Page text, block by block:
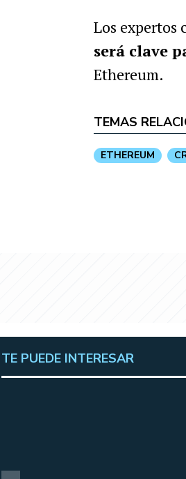
Los expertos
será clave
Ethereum.
TEMAS
ETHEREUM
TE PUEDE INTERESAR